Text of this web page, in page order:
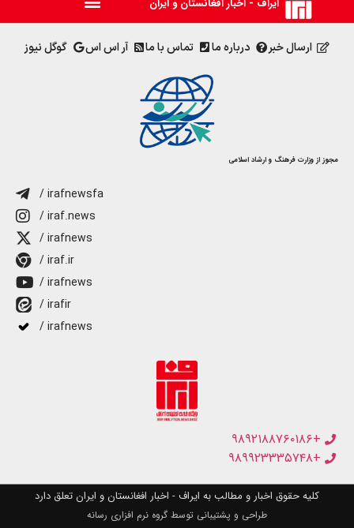
ارسال خبر درباره ما تماس با ما آر اس اس گوگل نیوز
مجوز از وزارت فرهنگ و ارشاد اسلامی
/ irafnewsfa
/ iraf.news
/ irafnews
/ iraf.ir
/ irafnews
/ irafir
/ irafnews
+۹۸۹۲۱۸۸۷۶۰۱۸۶
+۹۸۹۹۲۳۳۳۵۷۴۸
کلیه حقوق اخبار و مطالب به ایراف - اخبار افغانستان و ایران تعلق دارد
طراحی و پشتیبانی توسط گروه نرم افزاری رسانه